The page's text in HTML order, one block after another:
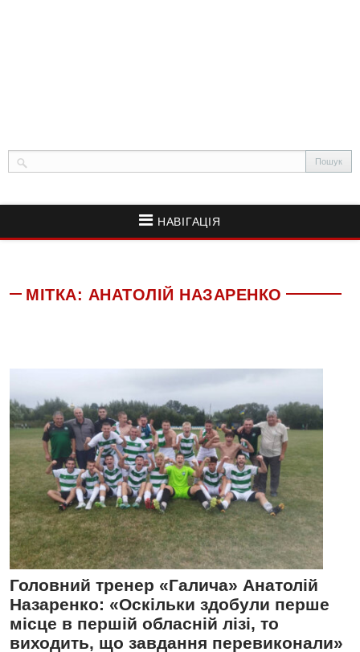
НАВІГАЦІЯ
МІТКА: АНАТОЛІЙ НАЗАРЕНКО
Головний тренер «Галича» Анатолій
Назаренко: «Оскільки здобули перше
місце в першій обласній лізі, то
виходить, що завдання перевиконали»